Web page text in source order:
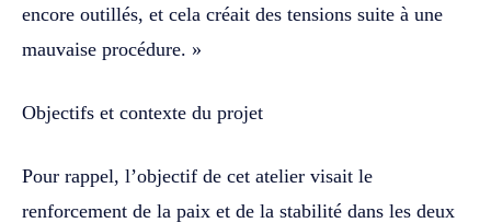
encore outillés, et cela créait des tensions suite à une
mauvaise procédure. »
Objectifs et contexte du projet
Pour rappel, l’objectif de cet atelier visait le
renforcement de la paix et de la stabilité dans les deux